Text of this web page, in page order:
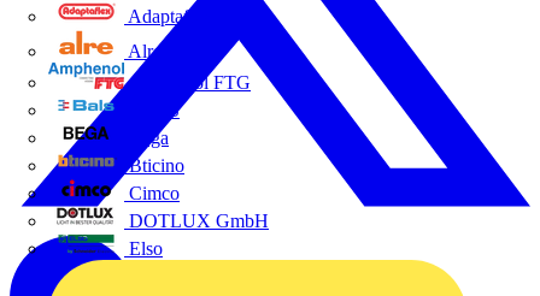
Adaptaflex
Alre
Amphenol FTG
BALS
Bega
Bticino
Cimco
DOTLUX GmbH
Elso